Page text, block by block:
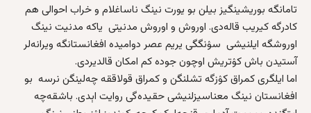
تامانگه بوریشینگیز بیلن بو یورت نینگ ناساغلام و خراب احوالی هم
کادرگه کیریب قاله‌دی. اوروش و اوروش مدنیتی یاکه مدنیت نینگ
اوروشگه ایلنیشی سۉنگگی یریم عصر دوامیده‌ افغانستانگه ویرانه‌لر
آستیدن باش کۉتریش اوچون جوده‌ کم امکان قالدیردی.
اما ایلگری کمراق کۉزگه تشلنگن و کمراق قولاققه چه‌لینگن نرسه‌ بو
افغانستان نینگ معناسیزلنیشی حقیده‌گی روایت اېدی. باشقه‌چه